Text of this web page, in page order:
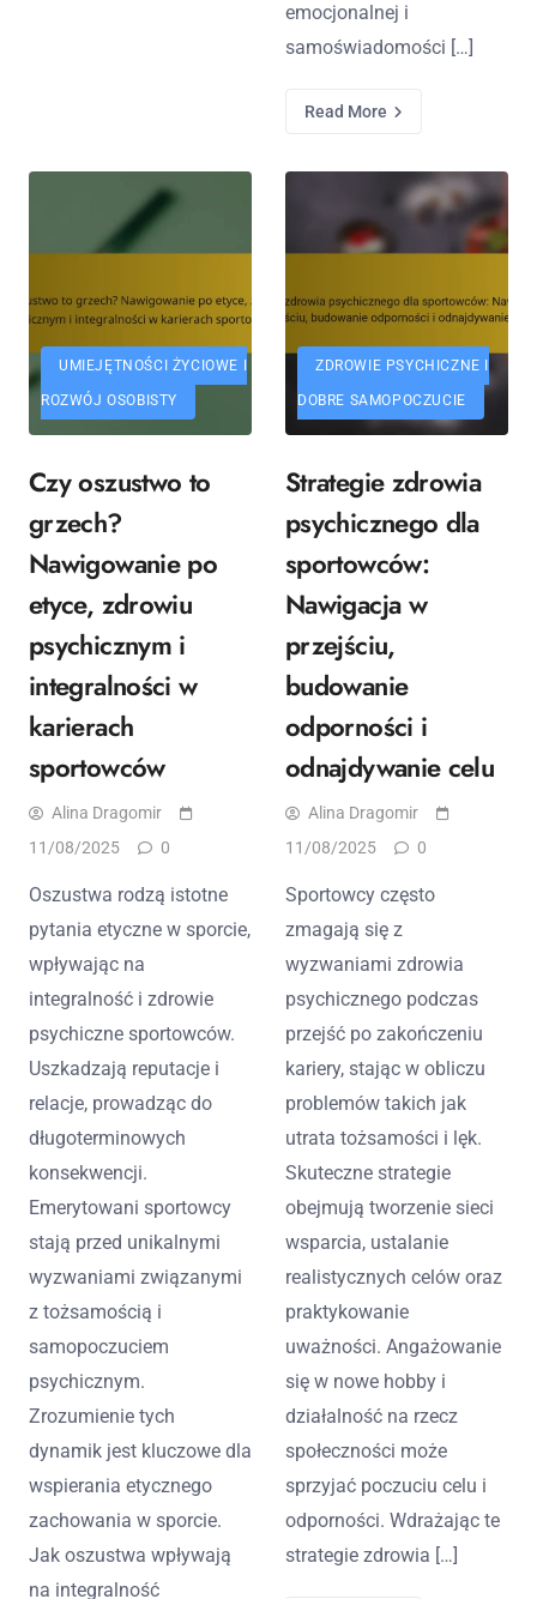
emocjonalnej i
samoświadomości […]
Read More
UMIEJĘTNOŚCI ŻYCIOWE I
ROZWÓJ OSOBISTY
Czy oszustwo to
grzech?
Nawigowanie po
etyce, zdrowiu
psychicznym i
integralności w
karierach
sportowców
Alina Dragomir
11/08/2025
0
Oszustwa rodzą istotne
pytania etyczne w sporcie,
wpływając na
integralność i zdrowie
psychiczne sportowców.
Uszkadzają reputacje i
relacje, prowadząc do
długoterminowych
konsekwencji.
Emerytowani sportowcy
stają przed unikalnymi
wyzwaniami związanymi
z tożsamością i
samopoczuciem
psychicznym.
Zrozumienie tych
dynamik jest kluczowe dla
wspierania etycznego
zachowania w sporcie.
Jak oszustwa wpływają
na integralność
ZDROWIE PSYCHICZNE I
DOBRE SAMOPOCZUCIE
Strategie zdrowia
psychicznego dla
sportowców:
Nawigacja w
przejściu,
budowanie
odporności i
odnajdywanie celu
Alina Dragomir
11/08/2025
0
Sportowcy często
zmagają się z
wyzwaniami zdrowia
psychicznego podczas
przejść po zakończeniu
kariery, stając w obliczu
problemów takich jak
utrata tożsamości i lęk.
Skuteczne strategie
obejmują tworzenie sieci
wsparcia, ustalanie
realistycznych celów oraz
praktykowanie
uważności. Angażowanie
się w nowe hobby i
działalność na rzecz
społeczności może
sprzyjać poczuciu celu i
odporności. Wdrażając te
strategie zdrowia […]